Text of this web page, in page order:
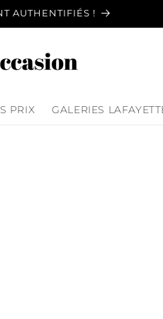
AUTHENTIFIÉS !
PRIX GALERIES